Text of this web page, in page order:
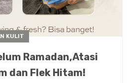
KULIT
Ramadan,Atasi
dan Flek Hitam!